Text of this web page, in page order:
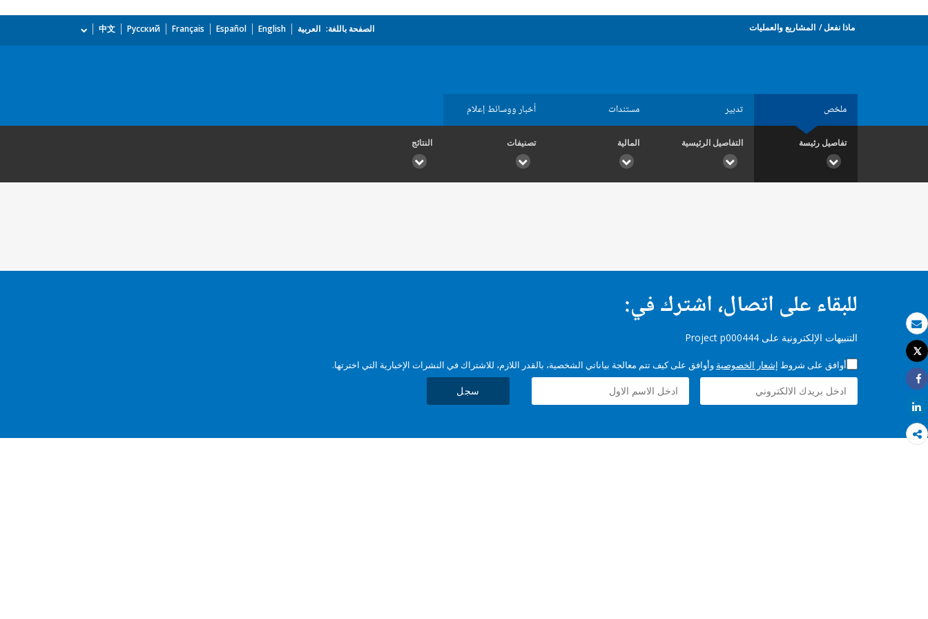
بريد الكتروني
طباعة
Tweet
Share
Share
ماذا نفعل المشاريع والعمليات الصفحة باللغة: العربية English
Español
Français
Русский
中文
ملخص تدبير مستندات أخبار ووسائط إعلام
تفاصيل رئيسة التفاصيل الرئيسية المالية تصنيفات النتائج
للبقاء على اتصال، اشترك في:
التنبيهات الإلكترونية على Project p000444
أوافق على شروط إشعار الخصوصية وأوافق على كيف تتم معالجة بياناتي الشخصية، بالقدر اللازم، للاشتراك في النشرات الإخبارية التي اخترتها.
سجل